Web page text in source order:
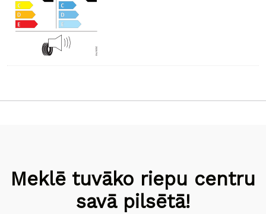
Meklē tuvāko riepu centru
savā pilsētā!